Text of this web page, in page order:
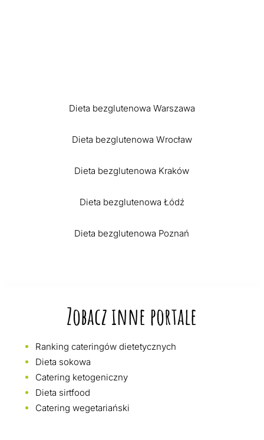
Dieta bezglutenowa Warszawa
Dieta bezglutenowa Wrocław
Dieta bezglutenowa Kraków
Dieta bezglutenowa Łódź
Dieta bezglutenowa Poznań
Zobacz inne portale
Ranking cateringów dietetycznych
Dieta sokowa
Catering ketogeniczny
Dieta sirtfood
Catering wegetariański